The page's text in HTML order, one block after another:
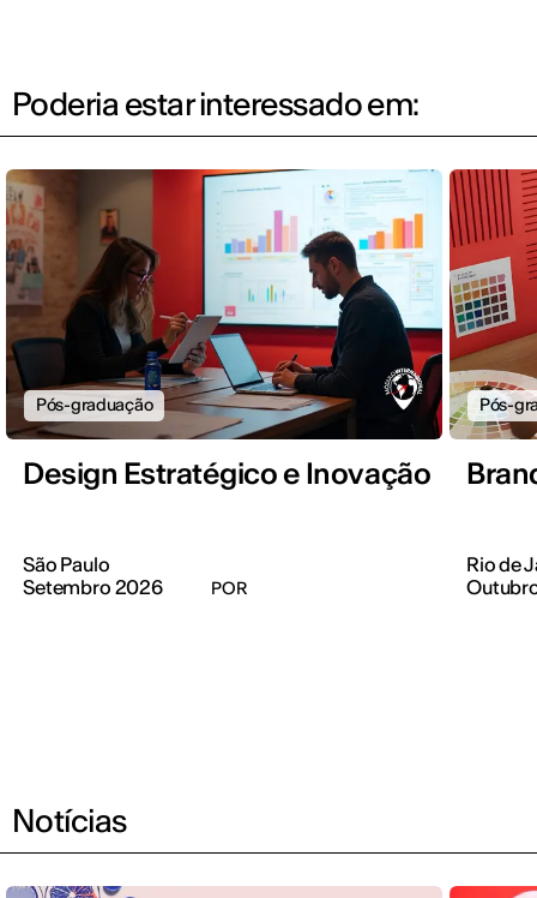
Poderia estar interessado em:
Pós-graduação
Design Estratégico e Inovação
São Paulo
Setembro 2026
POR
Pós-
Rio de
Notícias